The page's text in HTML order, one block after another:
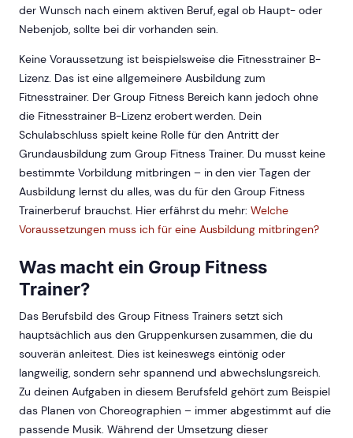
der Wunsch nach einem aktiven Beruf, egal ob Haupt- oder
Nebenjob, sollte bei dir vorhanden sein.
Keine Voraussetzung ist beispielsweise die Fitnesstrainer B-
Lizenz. Das ist eine allgemeinere Ausbildung zum
Fitnesstrainer. Der Group Fitness Bereich kann jedoch ohne
die Fitnesstrainer B-Lizenz erobert werden. Dein
Schulabschluss spielt keine Rolle für den Antritt der
Grundausbildung zum Group Fitness Trainer. Du musst keine
bestimmte Vorbildung mitbringen – in den vier Tagen der
Ausbildung lernst du alles, was du für den Group Fitness
Trainerberuf brauchst. Hier erfährst du mehr:Welche
Voraussetzungen muss ich für eine Ausbildung mitbringen?
Was macht ein Group Fitness
Trainer?
Das Berufsbild des Group Fitness Trainers setzt sich
hauptsächlich aus den Gruppenkursen zusammen, die du
souverän anleitest. Dies ist keineswegs eintönig oder
langweilig, sondern sehr spannend und abwechslungsreich.
Zu deinen Aufgaben in diesem Berufsfeld gehört zum Beispiel
das Planen von Choreographien – immer abgestimmt auf die
passende Musik. Während der Umsetzung dieser